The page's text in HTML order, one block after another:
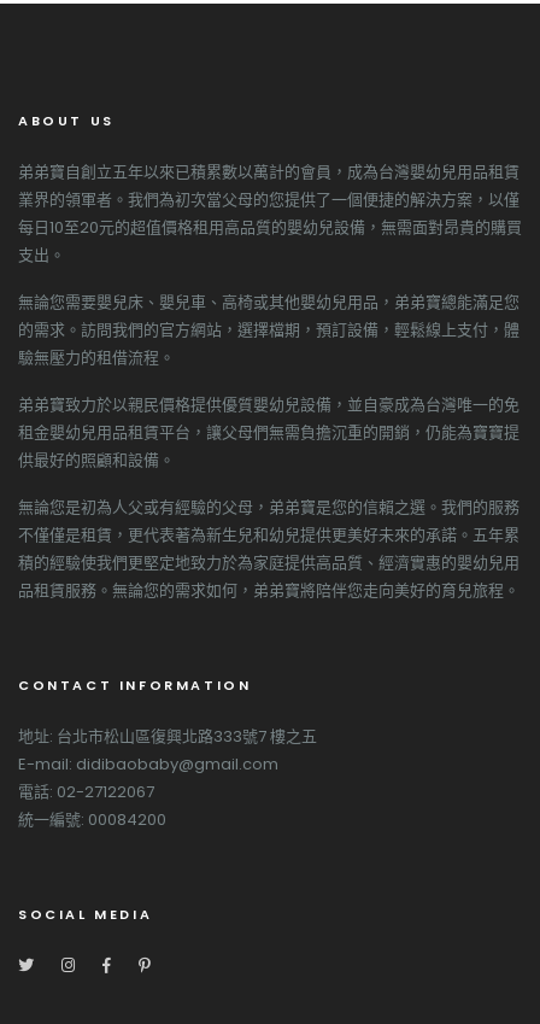
ABOUT US
弟弟寶自創立五年以來已積累數以萬計的會員，成為台灣嬰幼兒用品租賃
業界的領軍者。我們為初次當父母的您提供了一個便捷的解決方案，以僅
每日10至20元的超值價格租用高品質的嬰幼兒設備，無需面對昂貴的購買
支出。
無論您需要嬰兒床、嬰兒車、高椅或其他嬰幼兒用品，弟弟寶總能滿足您
的需求。訪問我們的官方網站，選擇檔期，預訂設備，輕鬆線上支付，體
驗無壓力的租借流程。
弟弟寶致力於以親民價格提供優質嬰幼兒設備，並自豪成為台灣唯一的免
租金嬰幼兒用品租賃平台，讓父母們無需負擔沉重的開銷，仍能為寶寶提
供最好的照顧和設備。
無論您是初為人父或有經驗的父母，弟弟寶是您的信賴之選。我們的服務
不僅僅是租賃，更代表著為新生兒和幼兒提供更美好未來的承諾。五年累
積的經驗使我們更堅定地致力於為家庭提供高品質、經濟實惠的嬰幼兒用
品租賃服務。無論您的需求如何，弟弟寶將陪伴您走向美好的育兒旅程。
CONTACT INFORMATION
地址: 台北市松山區復興北路333號7 樓之五
E-mail: didibaobaby@gmail.com
電話: 02-27122067
統一編號: 00084200
SOCIAL MEDIA